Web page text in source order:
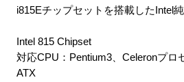
i815Eチップセットを搭載したIntel
Intel 815 Chipset
対応CPU：Pentium3、Celeronプ
ATX